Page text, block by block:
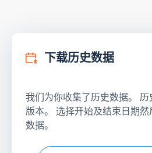
下载历史数据
我们为你收集了历史数据。
版本。 选择开始及结束日期
数据。